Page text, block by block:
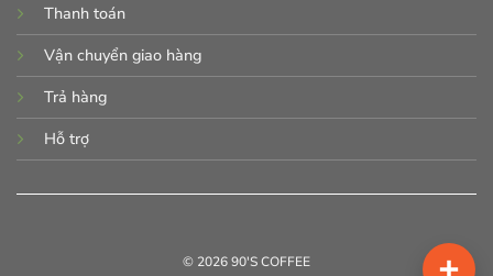
Thanh toán
Vận chuyển giao hàng
Trả hàng
Hỗ trợ
© 2026 90'S COFFEE